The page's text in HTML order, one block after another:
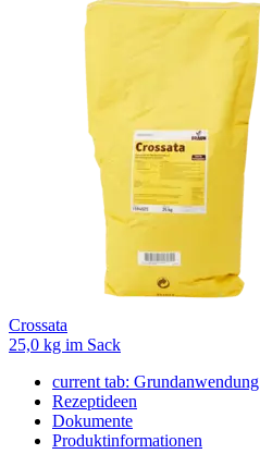
Crossata
25,0 kg im Sack
current tab: Grundanwendung
Rezeptideen
Dokumente
Produktinformationen